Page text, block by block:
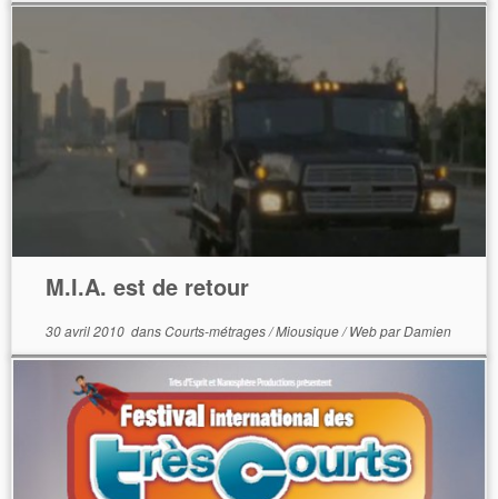
M.I.A. est de retour
30 avril 2010dansCourts-métrages/Miousique/WebparDamien